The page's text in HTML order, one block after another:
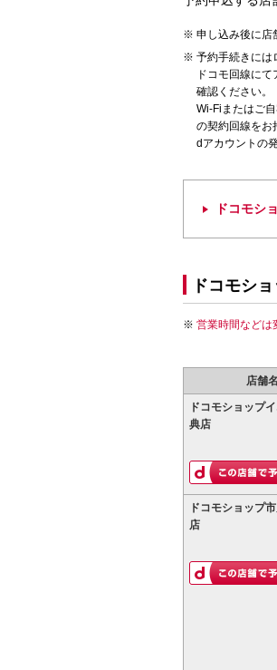
申し込み後に店
予約手続きには
ドコモ回線に
確認ください。
Wi-Fiまたはご
の契約回線をお
dアカウントの
ドコモシ
ドコモシ
営業時間などは
店舗名
ドコモショップ
典店
ドコモショップ
店